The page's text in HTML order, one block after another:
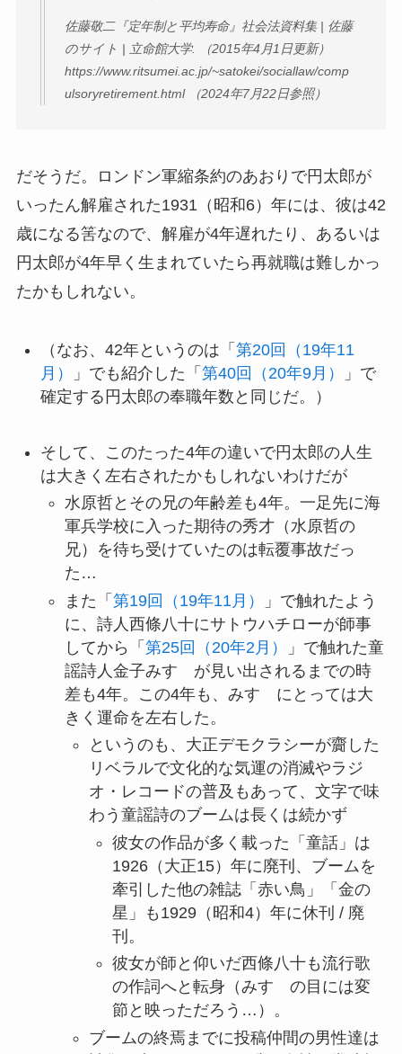
佐藤敬二『定年制と平均寿命』社会法資料集 | 佐藤
のサイト | 立命館大学. （2015年4月1日更新）
https://www.ritsumei.ac.jp/~satokei/sociallaw/comp
ulsoryretirement.html （2024年7月22日参照）
だそうだ。ロンドン軍縮条約のあおりで円太郎が
いったん解雇された1931（昭和6）年には、彼は42
歳になる筈なので、解雇が4年遅れたり、あるいは
円太郎が4年早く生まれていたら再就職は難しかっ
たかもしれない。
（なお、42年というのは「 第20回（19年11
月）
」でも紹介した「 第40回（20年9月）
」で
確定する円太郎の奉職年数と同じだ。）
そして、このたった4年の違いで円太郎の人生
は大きく左右されたかもしれないわけだが
水原哲とその兄の年齢差も4年。一足先に海
軍兵学校に入った期待の秀才（水原哲の
兄）を待ち受けていたのは転覆事故だっ
た…
また「 第19回（19年11月）
」で触れたよう
に、詩人西條八十にサトウハチローが師事
してから「 第25回（20年2月）
」で触れた童
謡詩人金子みすゞが見い出されるまでの時
差も4年。この4年も、みすゞにとっては大
きく運命を左右した。
というのも、大正デモクラシーが齎した
リベラルで文化的な気運の消滅やラジ
オ・レコードの普及もあって、文字で味
わう童謡詩のブームは長くは続かず
彼女の作品が多く載った「童話」は
1926（大正15）年に廃刊、ブームを
牽引した他の雑誌「赤い鳥」「金の
星」も1929（昭和4）年に休刊 / 廃
刊。
彼女が師と仰いだ西條八十も流行歌
の作詞へと転身（みすゞの目には変
節と映っただろう…）。
ブームの終焉までに投稿仲間の男性達は